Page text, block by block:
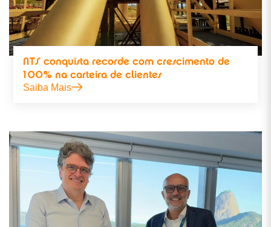
NTS conquista recorde com crescimento de
100% na carteira de clientes
Saiba Mais